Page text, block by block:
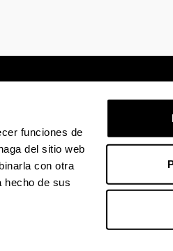
funciones de
del sitio web
con otra
hecho de sus
legal Mapa
en Facebook
La EHU en LinkedinLa EHU en Instagram
La EHU